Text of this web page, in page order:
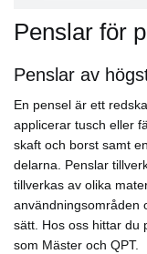
Penslar för
Penslar av
En pensel är ett
applicerar tusch eller
skaft och borst samt
delarna. Penslar
tillverkas av olika
användningsområden
sätt. Hos oss hittar du
som Mäster och QPT.